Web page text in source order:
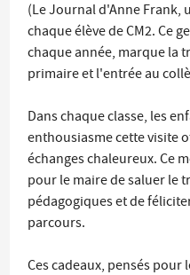
(Le Journal d'Anne Frank,
chaque élève de CM2. Ce
chaque année, marque la
primaire et l'entrée au
Dans chaque classe, les
enthousiasme cette visite
échanges chaleureux. Ce
pour le maire de saluer le
pédagogiques et de
parcours.
Ces cadeaux, pensés